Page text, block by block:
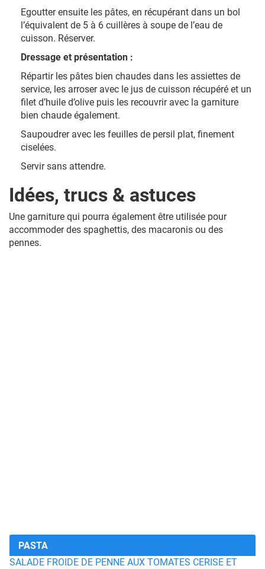
Egoutter ensuite les pâtes, en récupérant dans un bol
l’équivalent de 5 à 6 cuillères à soupe de l’eau de
cuisson. Réserver.
Dressage et présentation :
Répartir les pâtes bien chaudes dans les assiettes de
service, les arroser avec le jus de cuisson récupéré et un
filet d’huile d’olive puis les recouvrir avec la garniture
bien chaude également.
Saupoudrer avec les feuilles de persil plat, finement
ciselées.
Servir sans attendre.
Idées, trucs & astuces
Une garniture qui pourra également être utilisée pour
accommoder des spaghettis, des macaronis ou des
pennes.
PASTA
SALADE FROIDE DE PENNE AUX TOMATES CERISE ET